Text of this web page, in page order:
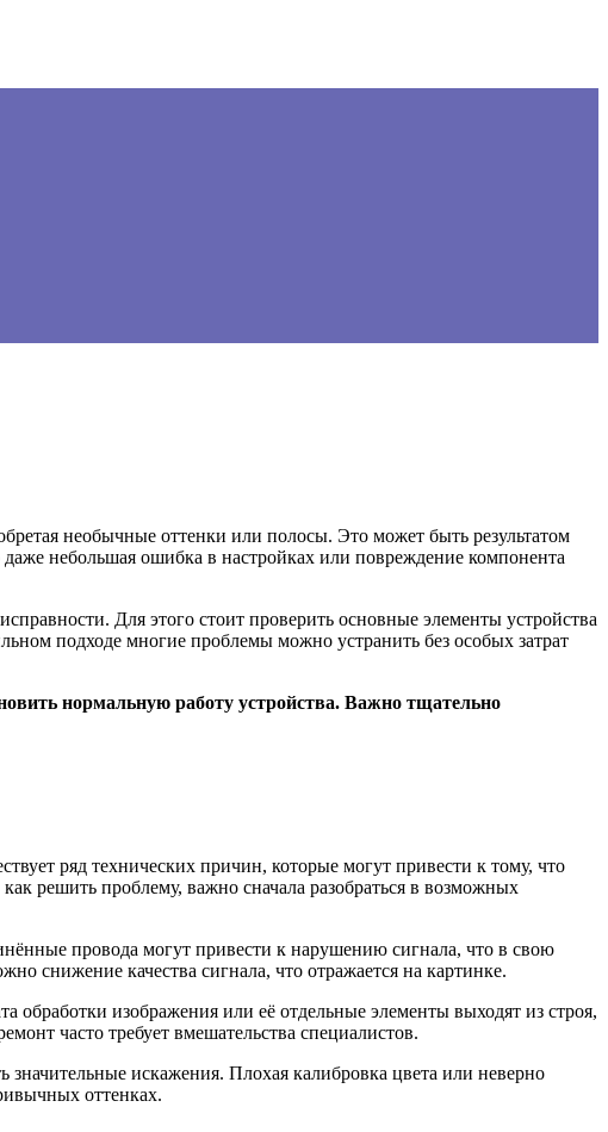
необычные оттенки или полосы. Это может быть результатом
небольшая ошибка в настройках или повреждение компонента
Для этого стоит проверить основные элементы устройства
подходе многие проблемы можно устранить без особых затрат
нормальную работу устройства. Важно тщательно
ряд технических причин, которые могут привести к тому, что
решить проблему, важно сначала разобраться в возможных
провода могут привести к нарушению сигнала, что в свою
снижение качества сигнала, что отражается на картинке.
изображения или её отдельные элементы выходят из строя,
часто требует вмешательства специалистов.
искажения. Плохая калибровка цвета или неверно
оттенках.